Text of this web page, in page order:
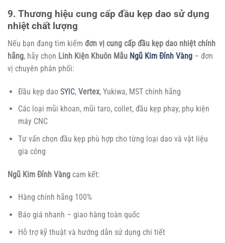
9. Thương hiệu cung cấp đầu kẹp dao sử dụng
nhiệt chất lượng
Nếu bạn đang tìm kiếm đơn vị cung cấp đầu kẹp dao nhiệt chính
hãng, hãy chọn Linh Kiện Khuôn Mẫu Ngũ Kim Đỉnh Vàng – đơn
vị chuyên phân phối:
Đầu kẹp dao SYIC, Vertex, Yukiwa, MST chính hãng
Các loại mũi khoan, mũi taro, collet, đầu kẹp phay, phụ kiện
máy CNC
Tư vấn chọn đầu kẹp phù hợp cho từng loại dao và vật liệu
gia công
Ngũ Kim Đỉnh Vàng cam kết:
Hàng chính hãng 100%
Báo giá nhanh – giao hàng toàn quốc
Hỗ trợ kỹ thuật và hướng dẫn sử dụng chi tiết